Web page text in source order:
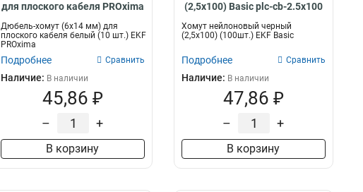
для плоского кабеля PROxima
plc-cd-6x14w-r
Дюбель-хомут (6х14 мм) для
плоского кабеля белый (10 шт.) EKF
PROxima
Подробнее Сравнить
Наличие: В наличии
45,86 ₽
– +
В корзину
(2,5х100) Basic plc-cb-2.5x100
Хомут нейлоновый черный
(2,5х100) (100шт.) EKF Basic
Подробнее Сравнить
Наличие: В наличии
47,86 ₽
– +
В корзину